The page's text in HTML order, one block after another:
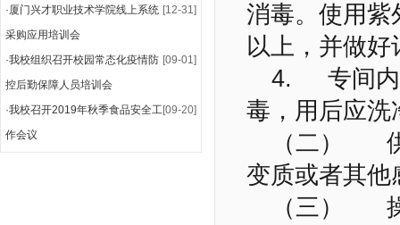
[12-31]
·厦门兴才职业技术学院线上系统
采购应用培训会
[09-01]
·我校组织召开校园常态化疫情防
控后勤保障人员培训会
[09-20]
·我校召开2019年秋季食品安全工
作会议
消毒。使用紫
以上，并做好
4. 专间内
毒，用后应洗
（二） 供
变质或者其他
（三）